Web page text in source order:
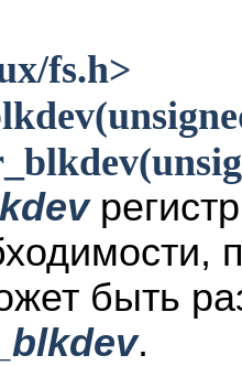
fs.h>
быть
.